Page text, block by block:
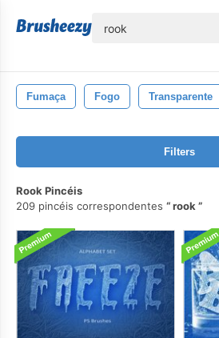
Fumaça Fogo Transparente
Filters
Rook Pincéis
209 pincéis correspondentes
rook